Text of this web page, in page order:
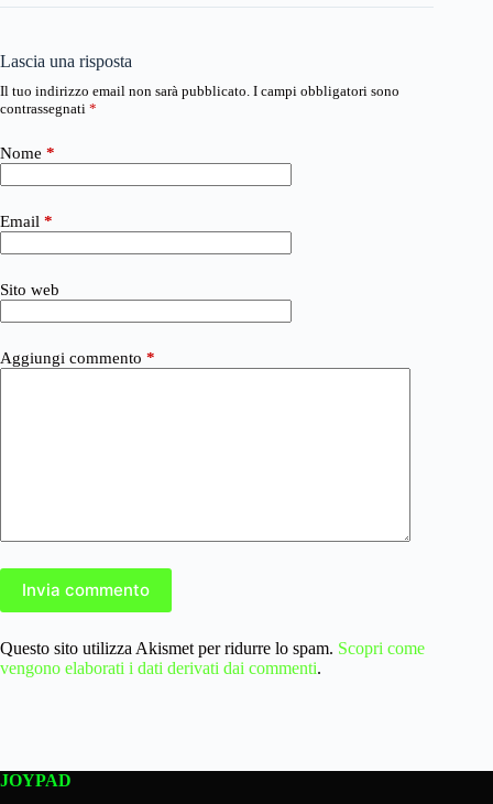
Lascia una risposta
Il tuo indirizzo email non sarà pubblicato. I campi obbligatori sono
contrassegnati *
Nome *
Email *
Sito web
Aggiungi commento *
Invia commento
Questo sito utilizza Akismet per ridurre lo spam. Scopri come
vengono elaborati i dati derivati dai commenti.
JOYPAD